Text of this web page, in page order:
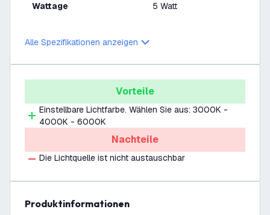
Wattage 5 Watt
Alle Spezifikationen anzeigen
Vorteile
Einstellbare Lichtfarbe. Wählen Sie aus: 3000K -
4000K - 6000K
Nachteile
Die Lichtquelle ist nicht austauschbar
Produktinformationen